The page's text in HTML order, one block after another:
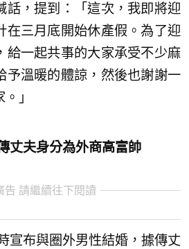
話，提到：「這次，我即將迎
在三月底開始休產假。為了迎
給一起共事的大家承受不少麻
予溫暖的體諒，然後也謝謝一
」
夫身分為外商高富帥
告 請繼續往下閱讀
宣布與圈外男性結婚，據傳丈